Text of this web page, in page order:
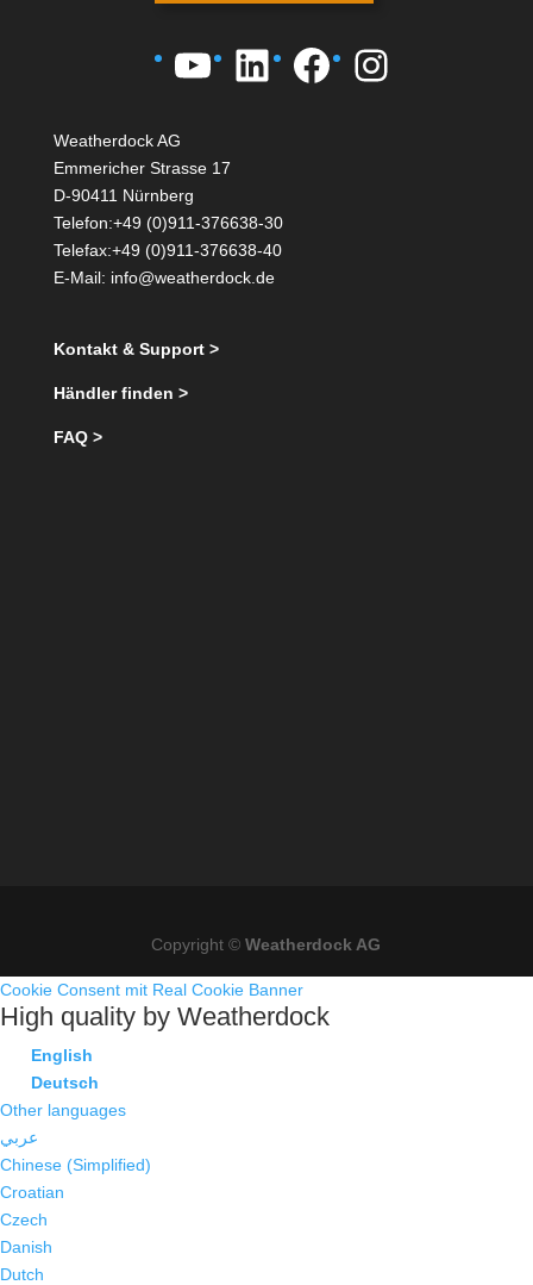
YouTube
LinkedIn
Facebook
Weatherdock AG
Emmericher Strasse 17
D-90411 Nürnberg
Telefon:+49 (0)911-376638-30
Telefax:+49 (0)911-376638-40
E-Mail: info@weatherdock.de
Kontakt & Support >
Händler finden >
FAQ >
Copyright ©Weatherdock AG
Cookie Consent mit Real Cookie Banner
High quality by Weatherdock
English
Deutsch
Other languages
عربي
Chinese (Simplified)
Croatian
Czech
Danish
Dutch